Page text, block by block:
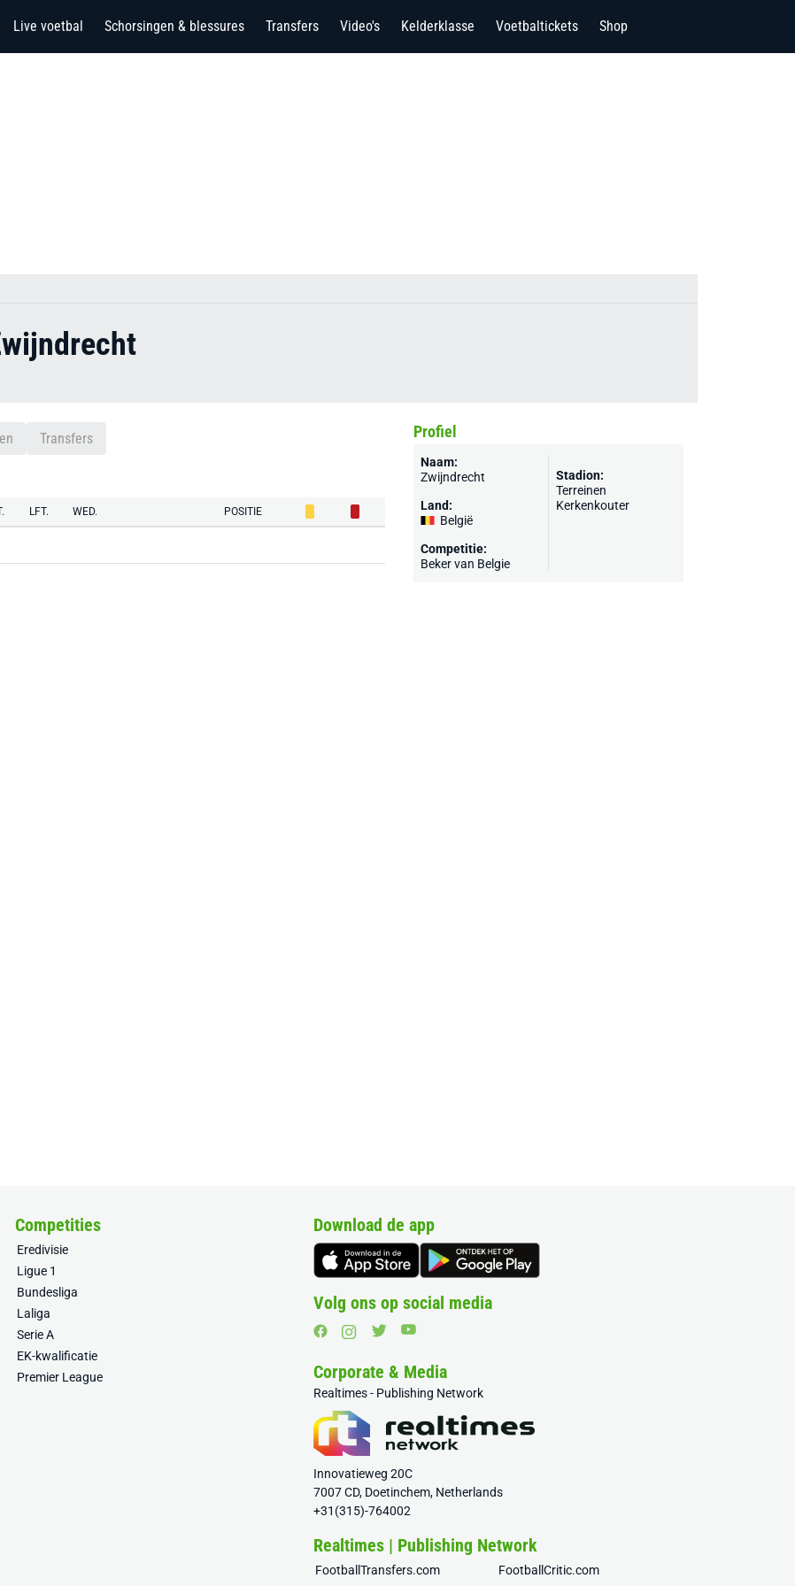
Live voetbal Schorsingen & blessures Transfers Video's Kelderklasse Voetbaltickets Shop
Transfers
LFT. WED. POSITIE
Profiel
Naam:
Zwijndrecht
Land:
België
Competitie:
Beker van Belgie
Stadion:
Terreinen
Kerkenkouter
Competities
Eredivisie
Ligue 1
Bundesliga
Laliga
Serie A
EK-kwalificatie
Premier League
Download de app
Volg ons op social media
Corporate & Media
Realtimes - Publishing Network
Innovatieweg 20C
7007 CD, Doetinchem, Netherlands
+31(315)-764002
Realtimes | Publishing Network
FootballTransfers.com
FootballCritic.com